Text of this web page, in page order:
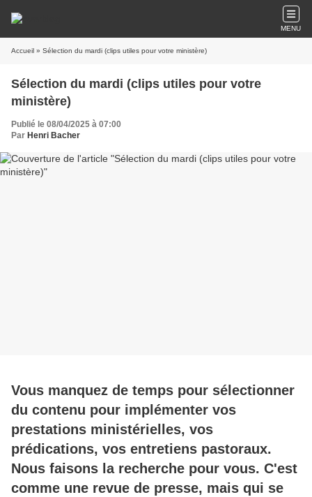
MENU
Accueil » Sélection du mardi (clips utiles pour votre ministère)
Sélection du mardi (clips utiles pour votre
ministère)
Publié le 08/04/2025 à 07:00
Par Henri Bacher
Vous manquez de temps pour sélectionner
du contenu pour implémenter vos
prestations ministérielles, vos
prédications, vos entretiens pastoraux.
Nous faisons la recherche pour vous. C'est
comme une revue de presse, mais qui se